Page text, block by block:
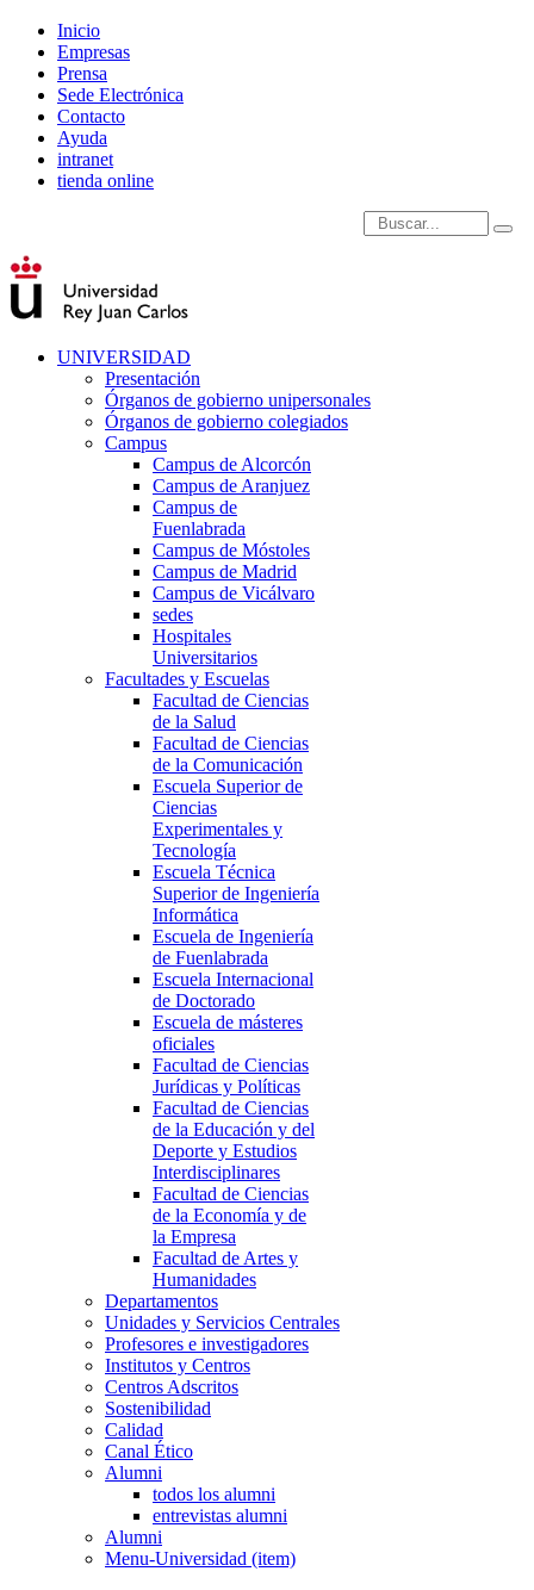
Inicio
Empresas
Prensa
Sede Electrónica
Contacto
Ayuda
intranet
tienda online
Introduce términos de
UNIVERSIDAD
Presentación
Órganos de gobierno unipersonales
Órganos de gobierno colegiados
Campus
Campus de Alcorcón
Campus de Aranjuez
Campus de
Fuenlabrada
Campus de Móstoles
Campus de Madrid
Campus de Vicálvaro
sedes
Hospitales
Universitarios
Facultades y Escuelas
Facultad de Ciencias
de la Salud
Facultad de Ciencias
de la Comunicación
Escuela Superior de
Ciencias
Experimentales y
Tecnología
Escuela Técnica
Superior de Ingeniería
Informática
Escuela de Ingeniería
de Fuenlabrada
Escuela Internacional
de Doctorado
Escuela de másteres
oficiales
Facultad de Ciencias
Jurídicas y Políticas
Facultad de Ciencias
de la Educación y del
Deporte y Estudios
Interdisciplinares
Facultad de Ciencias
de la Economía y de
la Empresa
Facultad de Artes y
Humanidades
Departamentos
Unidades y Servicios Centrales
Profesores e investigadores
Institutos y Centros
Centros Adscritos
Sostenibilidad
Calidad
Canal Ético
Alumni
todos los alumni
entrevistas alumni
Alumni
Menu-Universidad (item)